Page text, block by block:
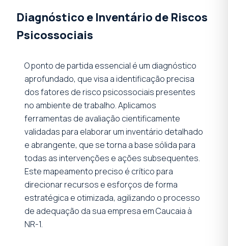
Diagnóstico e Inventário de Riscos
Psicossociais
O ponto de partida essencial é um diagnóstico
aprofundado, que visa a identificação precisa
dos fatores de risco psicossociais presentes
no ambiente de trabalho. Aplicamos
ferramentas de avaliação cientificamente
validadas para elaborar um inventário detalhado
e abrangente, que se torna a base sólida para
todas as intervenções e ações subsequentes.
Este mapeamento preciso é crítico para
direcionar recursos e esforços de forma
estratégica e otimizada, agilizando o processo
de adequação da sua empresa em Caucaia à
NR-1.